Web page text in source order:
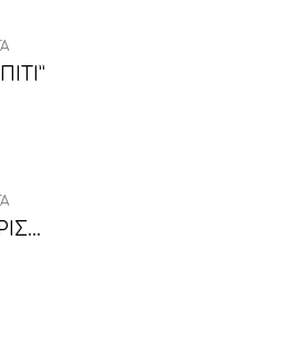
ΤΑΜΑ ΕΠΑΡΓΥΡΟ “ΑΡΙΣΤΕΡΟ ΠΟΔΙ”